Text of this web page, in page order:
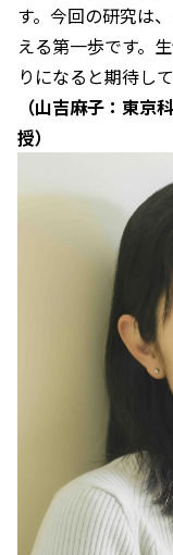
す。今回の研究は
える第一歩です。
りになると期待して
（山吉麻子：東京
授）